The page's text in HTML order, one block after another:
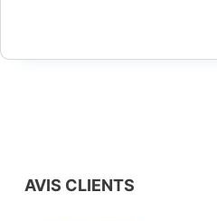
AVIS CLIENTS